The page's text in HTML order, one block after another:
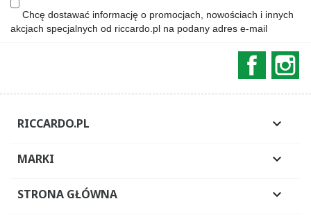
Chcę dostawać informację o promocjach, nowościach i innych
akcjach specjalnych od riccardo.pl na podany adres e-mail
RICCARDO.PL 
MARKI 
STRONA GŁÓWNA 